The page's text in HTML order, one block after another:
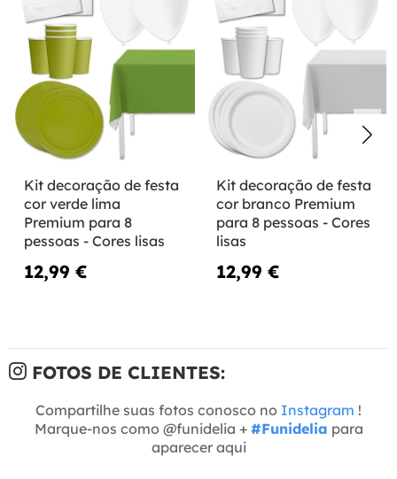
Kit decoração de festa
cor verde lima
Premium para 8
pessoas - Cores lisas
12,99 €
Kit decoração de festa
cor branco Premium
para 8 pessoas - Cores
lisas
12,99 €
FOTOS DE CLIENTES:
Compartilhe suas fotos conosco no Instagram !
Marque-nos como @funidelia + #Funidelia para
aparecer aqui